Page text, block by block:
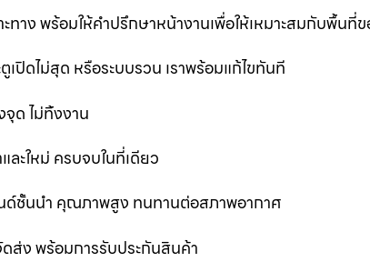
ทาง พร้อมให้คำปรึกษาหน้างานเพื่อให้เหมาะสมกับพื้น
เปิดไม่สุด หรือระบบรวน เราพร้อมแก้ไขทันที
ด ไม่ทิ้งงาน
ละใหม่ ครบจบในที่เดียว
นด์ชั้นนำ คุณภาพสูง ทนทานต่อสภาพอากาศ
ส่ง พร้อมการรับประกันสินค้า